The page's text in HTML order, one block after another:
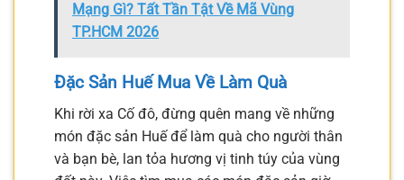
Mạng Gì? Tất Tần Tật Về Mã Vùng
TP.HCM 2026
Đặc Sản Huế Mua Về Làm Quà
Khi rời xa Cố đô, đừng quên mang về những
món đặc sản Huế để làm quà cho người thân
và bạn bè, lan tỏa hương vị tinh túy của vùng